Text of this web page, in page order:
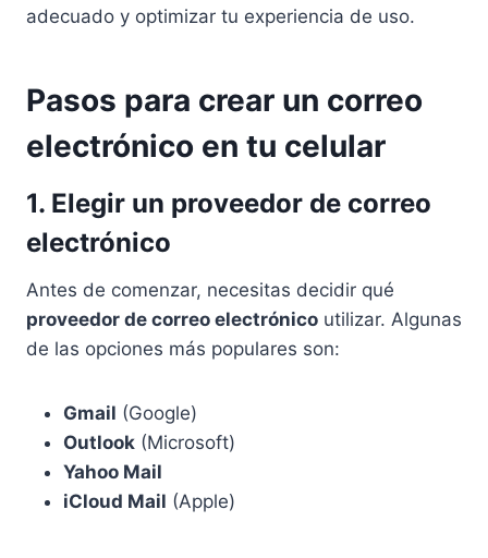
adecuado y optimizar tu experiencia de uso.
Pasos para crear un correo
electrónico en tu celular
1. Elegir un proveedor de correo
electrónico
Antes de comenzar, necesitas decidir qué
proveedor de correo electrónico utilizar. Algunas
de las opciones más populares son:
Gmail (Google)
Outlook (Microsoft)
Yahoo Mail
iCloud Mail (Apple)